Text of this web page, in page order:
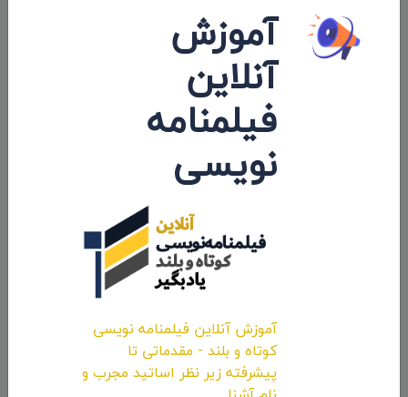
حضور انیمیشن کوتاه «پوتین» سید محسن
آموزش
آنلاین
فیلمنامه
نویسی
آموزش آنلاین فیلمنامه نویسی
کوتاه و بلند - مقدماتی تا
پیشرفته زیر نظر اساتید مجرب و